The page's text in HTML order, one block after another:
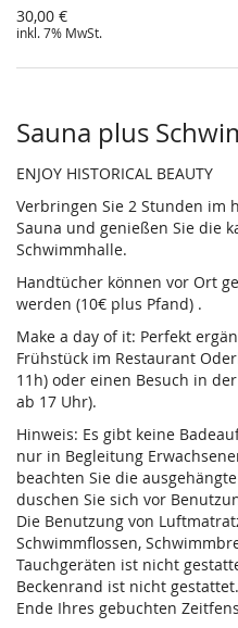
30,00 €
inkl. 7% MwSt.
Sauna plus
ENJOY HISTORICAL BEAUTY
Verbringen Sie 2 Stunden im
Sauna und genießen Sie die
Schwimmhalle.
Handtücher können vor Ort
werden (10€ plus Pfand) .
Make a day of it: Perfekt
Frühstück im Restaurant
11h) oder einen Besuch in
ab 17 Uhr).
Hinweis: Es gibt keine
nur in Begleitung
beachten Sie die
duschen Sie sich vor
Die Benutzung von
Schwimmflossen,
Tauchgeräten ist nicht
Beckenrand ist nicht
Ende Ihres gebuchten